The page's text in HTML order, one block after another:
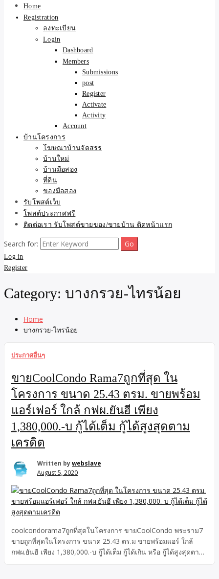
Home
Registration
ลงทะเบียน
Login
Dashboard
Members
Submissions
post
Register
Activate
Activity
Account
บ้านโครงการ
โฆษณาบ้านจัดสรร
บ้านใหม่
บ้านมือสอง
ที่ดิน
ของมือสอง
รับโพสต์เว็บ
โพสต์ประกาศฟรี
ติดต่อเรา รับโพสต์ขายของ/ขายบ้าน ติดหน้าแรก
Search for:
Log in
Register
Category: บางกรวย-ไทรน้อย
Home
บางกรวย-ไทรน้อย
ประกาศอื่นๆ
ขายCoolCondo Rama7ถูกที่สุด ใน
โครงการ ขนาด 25.43 ตรม. ขายพร้อม
แอร์เฟอร์ ใกล้ กฟผ.ยันฮี เพียง
1,380,000.-บ กู้ได้เต็ม กู้ได้สูงสุดตาม
เครดิต
Written bywebslave
August 5, 2020
coolcondorama7ถูกที่สุดในโครงการ ขายCoolCondo พระราม7
ขายถูกที่สุดในโครงการ ขนาด 25.43 ตร.ม ขายพร้อมแอร์ ใกล้
กฟผ.ยันฮี เพียง 1,380,000.-บ กู้ได้เต็ม กู้ได้เกิน หรือ กู้ได้สูงสุดตาม